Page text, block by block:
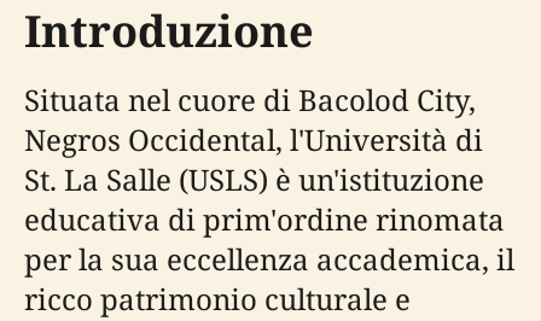
Introduzione
Situata nel cuore di Bacolod City,
Negros Occidental, l'Università di
St. La Salle (USLS) è un'istituzione
educativa di prim'ordine rinomata
per la sua eccellenza accademica, il
ricco patrimonio culturale e